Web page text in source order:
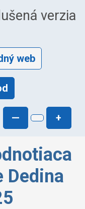
verzia
web
— +
Dedina